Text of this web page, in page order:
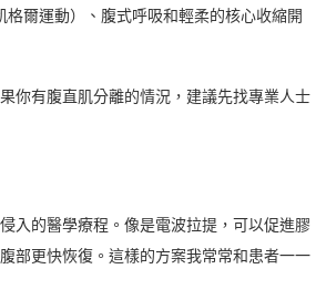
爾運動）、腹式呼吸和輕柔的核心收縮開
你有腹直肌分離的情況，建議先找專業人士
入的醫學療程。像是電波拉提，可以促進膠
部更快恢復。這樣的方案我常常和患者一一